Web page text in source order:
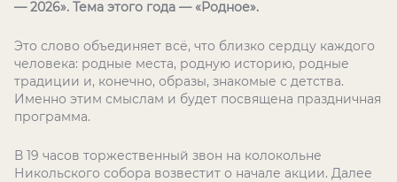
— 2026». Тема этого года — «Родное».
Это слово объединяет всё, что близко сердцу каждого
человека: родные места, родную историю, родные
традиции и, конечно, образы, знакомые с детства.
Именно этим смыслам и будет посвящена праздничная
программа.
В 19 часов торжественный звон на колокольне
Никольского собора возвестит о начале акции. Далее